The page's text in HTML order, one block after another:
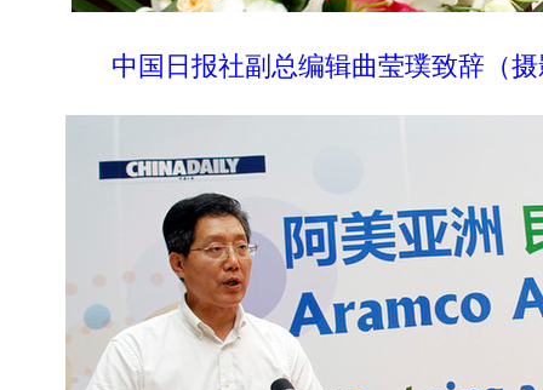
中国日报社副总编辑曲莹璞致辞 （